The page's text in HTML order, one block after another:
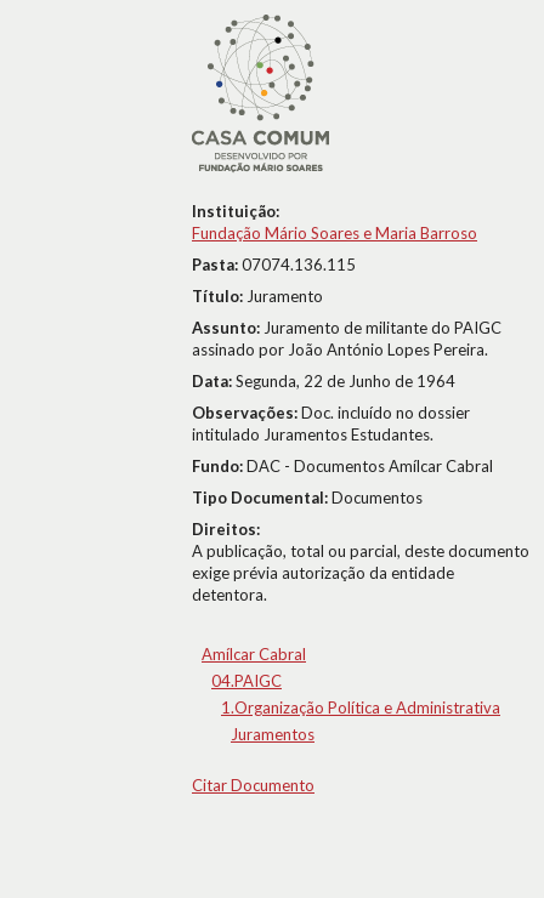
Instituição:
Fundação Mário Soares e Maria Barroso
Pasta:07074.136.115
Título: Juramento
Assunto: Juramento de militante do PAIGC
assinado por João António Lopes Pereira.
Data:Segunda, 22 de Junho de 1964
Observações:Doc. incluído no dossier
intitulado Juramentos Estudantes.
Fundo:DAC - Documentos Amílcar Cabral
Tipo Documental:Documentos
Direitos:
A publicação, total ou parcial, deste documento
exige prévia autorização da entidade
detentora.
Amílcar Cabral
04.PAIGC
1.Organização Política e Administrativa
Juramentos
Citar Documento